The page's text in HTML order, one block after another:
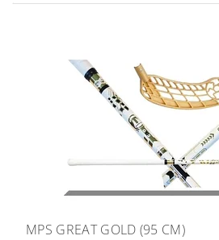
MPS GREAT GOLD (95 CM)